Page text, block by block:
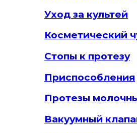
Уход за культей
Косметический
Стопы к протезу
Приспособления
Протезы
Вакуумный